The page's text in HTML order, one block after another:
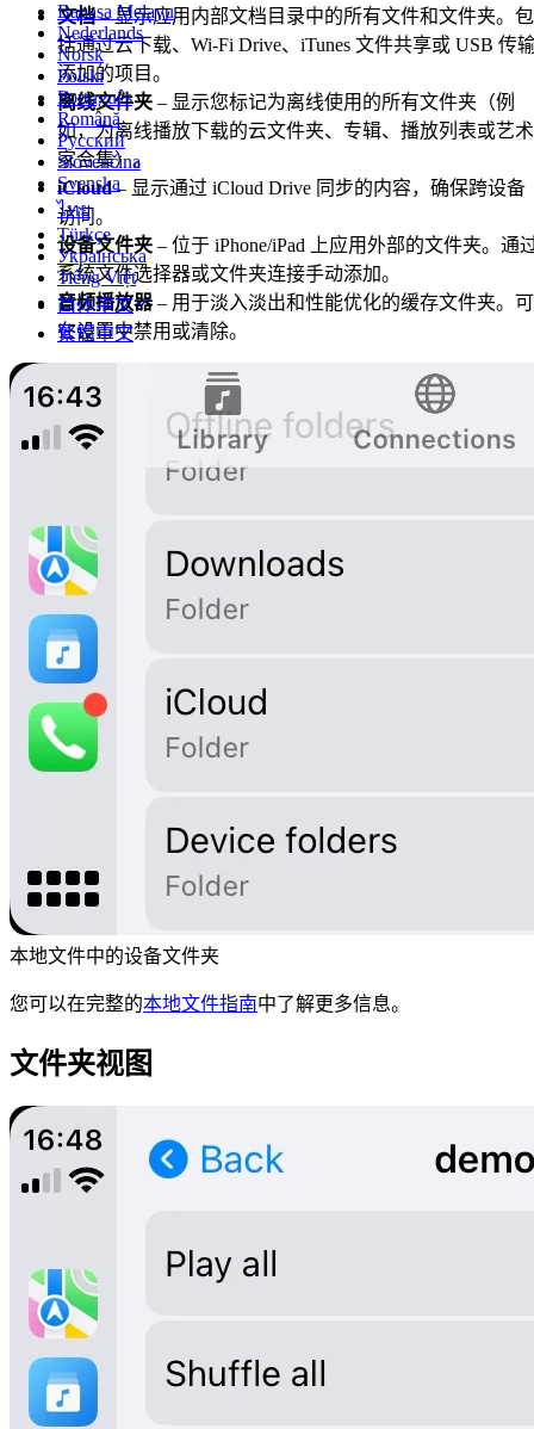
Bahasa Melayu
Nederlands
Norsk
Polski
Português
Română
Русский
Slovenčina
Svenska
ไทย
Türkçe
Українська
Tiếng Việt
简体中文
繁體中文
文档– 显示应用内部文档目录中的所有文件和文件夹。包
括通过云下载、Wi-Fi Drive、iTunes 文件共享或 USB 传
添加的项目。
离线文件夹 – 显示您标记为离线使用的所有文件夹（例
如，为离线播放下载的云文件夹、专辑、播放列表或艺术
家合集）。
iCloud– 显示通过 iCloud Drive 同步的内容，确保跨设备
访问。
设备文件夹 – 位于 iPhone/iPad 上应用外部的文件夹。通
系统文件选择器或文件夹连接手动添加。
音频播放器– 用于淡入淡出和性能优化的缓存文件夹。可
在设置中禁用或清除。
本地文件中的设备文件夹
您可以在完整的本地文件指南中了解更多信息。
文件夹视图